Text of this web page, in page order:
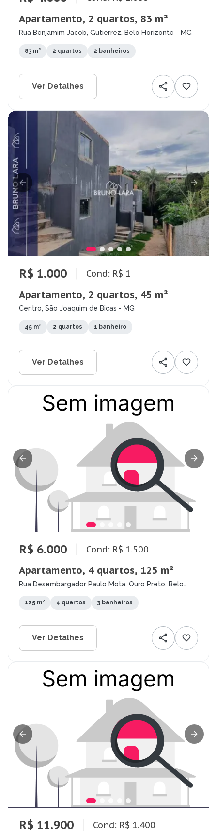
Apartamento, 2 quartos, 83 m²
Rua Benjamim Jacob, Gutierrez, Belo Horizonte - MG
83 m² 2 quartos 2 banheiros
Ver Detalhes
R$ 1.000 Cond: R$ 1
Apartamento, 2 quartos, 45 m²
Centro, São Joaquim de Bicas - MG
45 m² 2 quartos 1 banheiro
Ver Detalhes
R$ 6.000 Cond: R$ 1.500
Apartamento, 4 quartos, 125 m²
Rua Desembargador Paulo Mota, Ouro Preto, Belo
125 m² 4 quartos 3 banheiros
Ver Detalhes
R$ 11.900 Cond: R$ 1.400